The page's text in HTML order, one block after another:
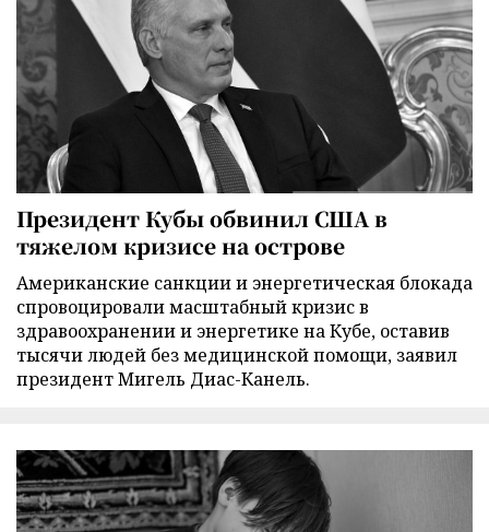
Президент Кубы обвинил США в
тяжелом кризисе на острове
Американские санкции и энергетическая блокада
спровоцировали масштабный кризис в
здравоохранении и энергетике на Кубе, оставив
тысячи людей без медицинской помощи, заявил
президент Мигель Диас-Канель.